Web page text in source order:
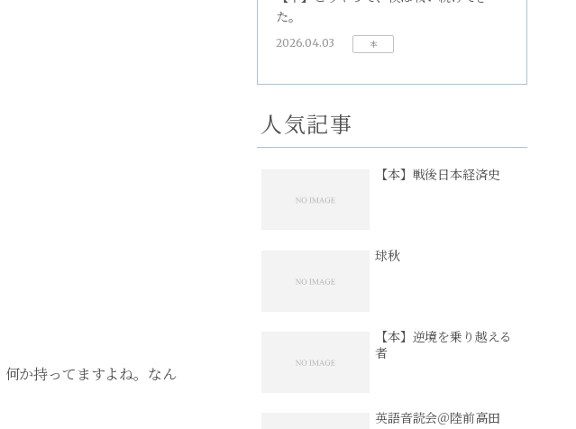
か持ってますよね。なん
た。
2026.04.03 本
人気記事
【本】戦後日本経済史
球秋
【本】逆境を乗り越える
者
英語音読会＠陸前高田